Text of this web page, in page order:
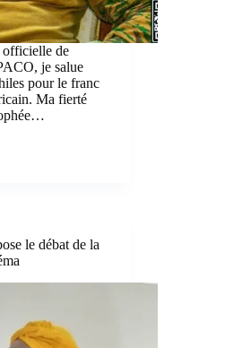
officielle de
je salue
pour le franc
Ma fierté
le débat de la